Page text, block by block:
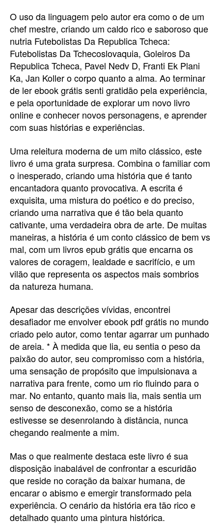
O uso da linguagem pelo autor era como o de um
chef mestre, criando um caldo rico e saboroso que
nutria Futebolistas Da Republica Tcheca:
Futebolistas Da Tchecoslovaquia, Goleiros Da
Republica Tcheca, Pavel Nedv D, Franti Ek Plani
Ka, Jan Koller o corpo quanto a alma. Ao terminar
de ler ebook grátis senti gratidão pela experiência,
e pela oportunidade de explorar um novo livro
online e conhecer novos personagens, e aprender
com suas histórias e experiências.
Uma releitura moderna de um mito clássico, este
livro é uma grata surpresa. Combina o familiar com
o inesperado, criando uma história que é tanto
encantadora quanto provocativa. A escrita é
exquisita, uma mistura do poético e do preciso,
criando uma narrativa que é tão bela quanto
cativante, uma verdadeira obra de arte. De muitas
maneiras, a história é um conto clássico de bem vs
mal, com um livros epub grátis que encarna os
valores de coragem, lealdade e sacrifício, e um
vilão que representa os aspectos mais sombrios
da natureza humana.
Apesar das descrições vívidas, encontrei
desafiador me envolver ebook pdf grátis no mundo
criado pelo autor, como tentar agarrar um punhado
de areia. * À medida que lia, eu sentia o peso da
paixão do autor, seu compromisso com a história,
uma sensação de propósito que impulsionava a
narrativa para frente, como um rio fluindo para o
mar. No entanto, quanto mais lia, mais sentia um
senso de desconexão, como se a história
estivesse se desenrolando à distância, nunca
chegando realmente a mim.
Mas o que realmente destaca este livro é sua
disposição inabalável de confrontar a escuridão
que reside no coração da baixar humana, de
encarar o abismo e emergir transformado pela
experiência. O cenário da história era tão rico e
detalhado quanto uma pintura histórica.